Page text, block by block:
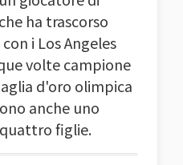
ha trascorso
i Los Angeles
volte campione
d'oro olimpica
anche uno
figlie.